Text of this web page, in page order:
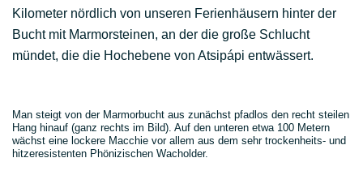
Kilometer nördlich von unseren Ferienhäusern hinter der
Bucht mit Marmorsteinen, an der die große Schlucht
mündet, die die Hochebene von Atsipápi entwässert.
Man steigt von der Marmorbucht aus zunächst pfadlos den recht steilen
Hang hinauf (ganz rechts im Bild). Auf den unteren etwa 100 Metern
wächst eine lockere Macchie vor allem aus dem sehr trockenheits- und
hitzeresistenten Phönizischen Wacholder.